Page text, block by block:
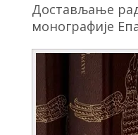
Достављање
монографије